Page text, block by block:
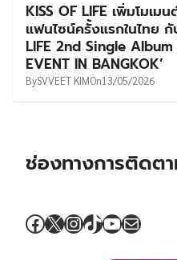
KISS OF LIFE เพิ่มโมเม
แฟนไซน์ครั้งแรกในไทย
LIFE 2nd Single
EVENT IN BANGKOK’
BySVVEET KIMOn13/05/2026
ช่องทางการติดตา
Facebook
X Instagram
TikTok
YouTube
Mail